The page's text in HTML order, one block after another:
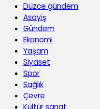
Düzce gündem
Asayiş
Gündem
Ekonomi
Yaşam
Siyaset
Spor
Sağlık
Çevre
Kültür sanat